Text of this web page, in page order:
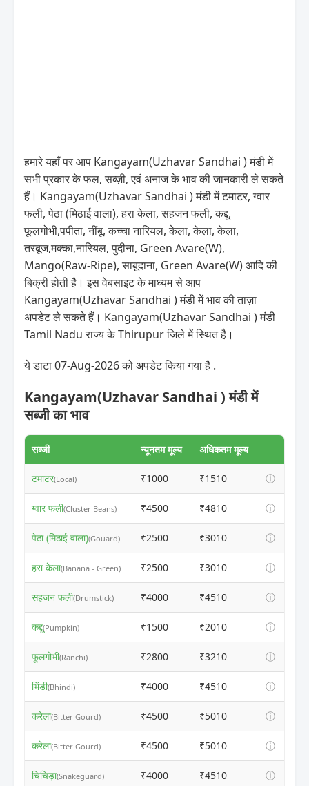
हमारे यहाँ पर आप Kangayam(Uzhavar Sandhai ) मंडी में
सभी प्रकार के फल, सब्ज़ी, एवं अनाज के भाव की जानकारी ले सकते
हैं। Kangayam(Uzhavar Sandhai ) मंडी में टमाटर, ग्वार
फली, पेठा (मिठाई वाला), हरा केला, सहजन फली, कद्दू,
फूलगोभी,पपीता, नींबू, कच्चा नारियल, केला, केला, केला,
तरबूज,मक्का,नारियल, पुदीना, Green Avare(W),
Mango(Raw-Ripe), साबूदाना, Green Avare(W) आदि की
बिक्री होती है। इस वेबसाइट के माध्यम से आप
Kangayam(Uzhavar Sandhai ) मंडी में भाव की ताज़ा
अपडेट ले सकते हैं। Kangayam(Uzhavar Sandhai ) मंडी
Tamil Nadu राज्य के Thirupur जिले में स्थित है।
ये डाटा 07-Aug-2026 को अपडेट किया गया है .
Kangayam(Uzhavar Sandhai ) मंडी में
सब्जी का भाव
सब्जी न्यूनतम मूल्य अधिकतम मूल्य
टमाटर(Local) ₹1000 ₹1510 ⓘ
ग्वार फली(Cluster Beans) ₹4500 ₹4810 ⓘ
पेठा (मिठाई वाला)(Gouard) ₹2500 ₹3010 ⓘ
हरा केला(Banana - Green) ₹2500 ₹3010 ⓘ
सहजन फली(Drumstick) ₹4000 ₹4510 ⓘ
कद्दू(Pumpkin) ₹1500 ₹2010 ⓘ
फूलगोभी(Ranchi) ₹2800 ₹3210 ⓘ
भिंडी(Bhindi) ₹4000 ₹4510 ⓘ
करेला(Bitter Gourd) ₹4500 ₹5010 ⓘ
करेला(Bitter Gourd) ₹4500 ₹5010 ⓘ
चिचिड़ा(Snakeguard) ₹4000 ₹4510 ⓘ